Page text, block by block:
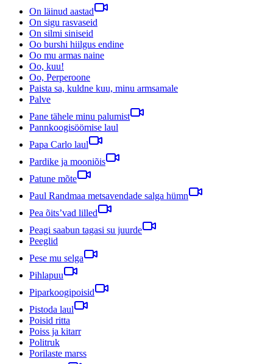
On läinud aastad
On sigu rasvaseid
On silmi siniseid
Oo burshi hiilgus endine
Oo mu armas naine
Oo, kuu!
Oo, Perperoone
Paista sa, kuldne kuu, minu armsamale
Palve
Pane tähele minu palumist
Pannkoogisöömise laul
Papa Carlo laul
Pardike ja mooniõis
Patune mõte
Paul Randmaa metsavendade salga hümn
Pea õits’vad lilled
Peagi saabun tagasi su juurde
Peeglid
Pese mu selga
Pihlapuu
Piparkoogipoisid
Pistoda laul
Poisid ritta
Poiss ja kitarr
Politruk
Porilaste marss